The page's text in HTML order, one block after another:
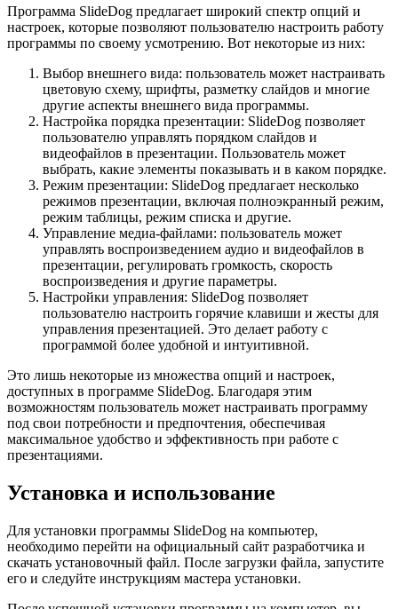
Программа SlideDog предлагает широкий спектр опций и
настроек, которые позволяют пользователю настроить работу
программы по своему усмотрению. Вот некоторые из них:
Выбор внешнего вида: пользователь может настраивать
цветовую схему, шрифты, разметку слайдов и многие
другие аспекты внешнего вида программы.
Настройка порядка презентации: SlideDog позволяет
пользователю управлять порядком слайдов и
видеофайлов в презентации. Пользователь может
выбрать, какие элементы показывать и в каком порядке.
Режим презентации: SlideDog предлагает несколько
режимов презентации, включая полноэкранный режим,
режим таблицы, режим списка и другие.
Управление медиа-файлами: пользователь может
управлять воспроизведением аудио и видеофайлов в
презентации, регулировать громкость, скорость
воспроизведения и другие параметры.
Настройки управления: SlideDog позволяет
пользователю настроить горячие клавиши и жесты для
управления презентацией. Это делает работу с
программой более удобной и интуитивной.
Это лишь некоторые из множества опций и настроек,
доступных в программе SlideDog. Благодаря этим
возможностям пользователь может настраивать программу
под свои потребности и предпочтения, обеспечивая
максимальное удобство и эффективность при работе с
презентациями.
Установка и использование
Для установки программы SlideDog на компьютер,
необходимо перейти на официальный сайт разработчика и
скачать установочный файл. После загрузки файла, запустите
его и следуйте инструкциям мастера установки.